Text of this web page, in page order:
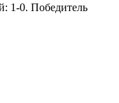
1-0. Победитель